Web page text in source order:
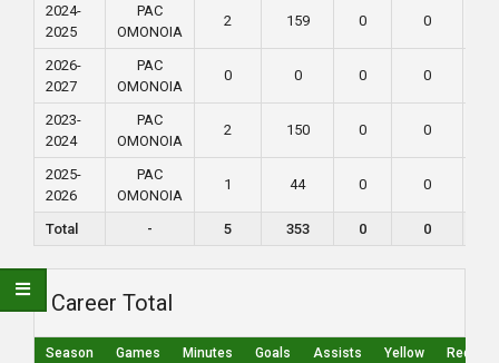
2024-
2025
PAC
ΟΜΟΝΟΙΑ
2 159 0 0
2026-
2027
PAC
ΟΜΟΝΟΙΑ
0 0 0 0
2023-
2024
PAC
ΟΜΟΝΟΙΑ
2 150 0 0
2025-
2026
PAC
ΟΜΟΝΟΙΑ
1 44 0 0
Total - 5 353 0 0
Career Total
Season Games Minutes Goals Assists Yellow Red